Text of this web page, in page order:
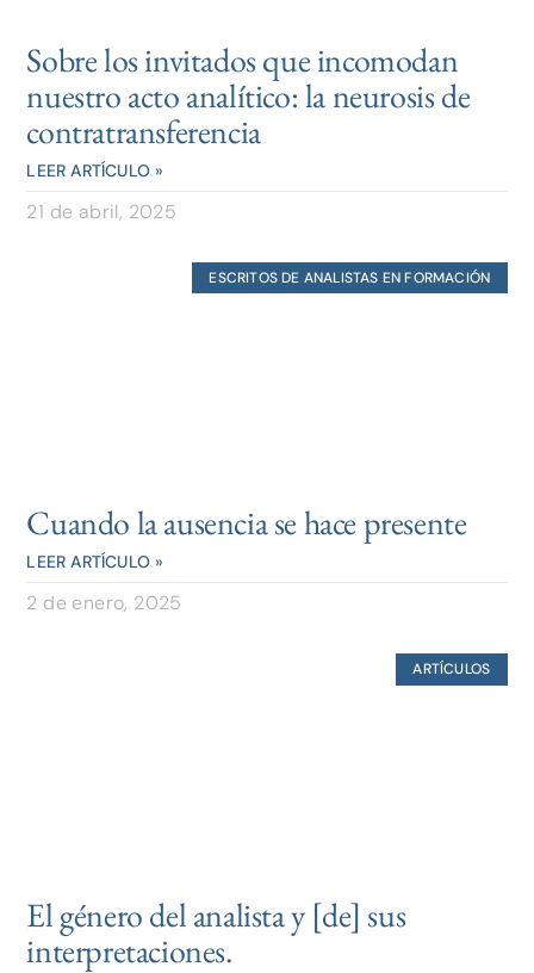
Sobre los invitados que incomodan
nuestro acto analítico: la neurosis de
contratransferencia
LEER ARTÍCULO »
21 de abril, 2025
ESCRITOS DE ANALISTAS EN FORMACIÓN
Cuando la ausencia se hace presente
LEER ARTÍCULO »
2 de enero, 2025
ARTÍCULOS
El género del analista y [de] sus
interpretaciones.